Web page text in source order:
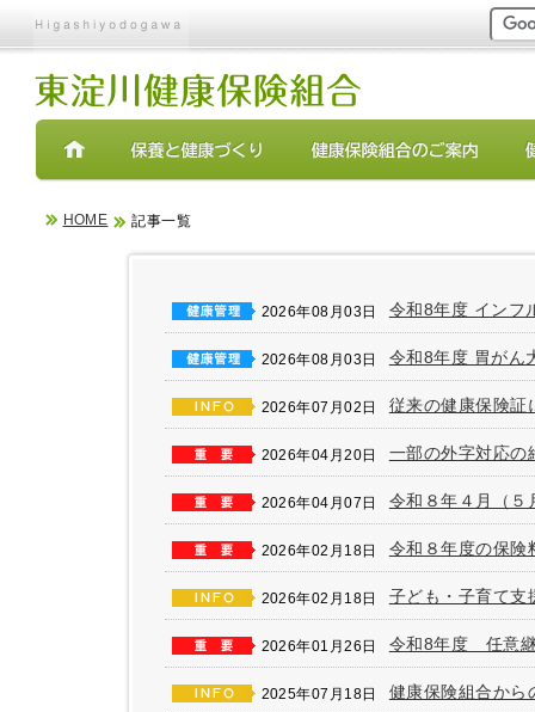
HOME 記事一覧
2026年08月03日 令和8年度 インフ
2026年08月03日 令和8年度 胃がん
2026年07月02日 従来の健康保険証
2026年04月20日 一部の外字対応の
2026年04月07日 令和８年４月（５
2026年02月18日 令和８年度の保険
2026年02月18日 子ども・子育て支
2026年01月26日 令和8年度 任意継
2025年07月18日 健康保険組合から